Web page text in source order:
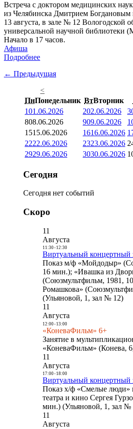
Встреча с доктором медицинских
из Челябинска Дмитрием Богдановым
13 августа, в зале № 12 Вологодской
универсальной научной библиотеки
Начало в 17 часов.
Афиша
Подробнее
← Предыдущая
<
ПнПонедельник ВтВторник
101.06.2026 202.06.2026 3
808.06.2026 909.06.2026
1515.06.2026 1616.06.2026
2222.06.2026 2323.06.2026
2929.06.2026 3030.06.2026 1
Сегодня
Сегодня нет событий
Скоро
11
Августа
11:30- 12:30
Виртуальный концертный
Показ м/ф «Мойдодыр»
16 мин.); «Ивашка из
(Союзмультфильм, 1981,
Ромашкова»
(Ульяновой, 1, зал № 12)
11
Августа
12:00- 13:00
«КоневаФильм» 6+
Занятие в
«КоневаФильм» (Конева,
11
Августа
17:00- 18:00
Виртуальный концертный
Показ х/ф «Смелые люди»
театра и кино Сергея
мин.) (Ульяновой, 1, зал №
11
Августа